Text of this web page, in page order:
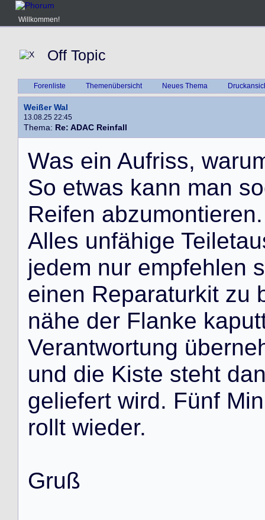
Willkommen!
Off Topic
Forenliste Themenübersicht Neues Thema
Weißer Wal
13.08.25 22:45
Thema: Re: ADAC Reinfall
Was ein Aufriss, waru
So etwas kann man so
Reifen abzumontieren.
Alles unfähige Teiletau
jedem nur empfehlen s
einen Reparaturkit zu
nähe der Flanke kaput
Verantwortung überne
und die Kiste steht da
geliefert wird. Fünf Min
rollt wieder.
Gruß